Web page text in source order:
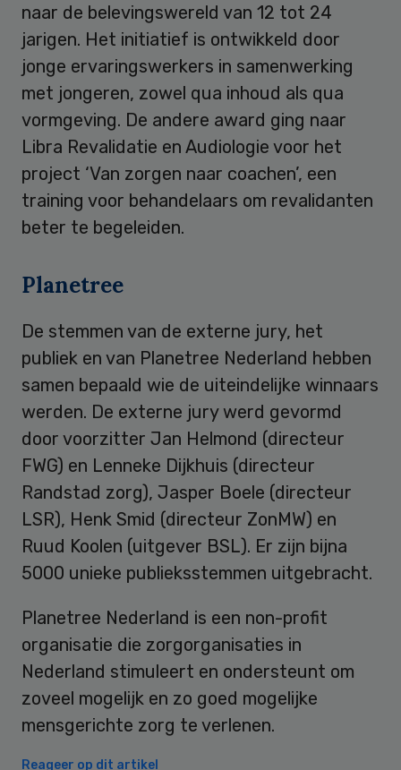
naar de belevingswereld van 12 tot 24
jarigen. Het initiatief is ontwikkeld door
jonge ervaringswerkers in samenwerking
met jongeren, zowel qua inhoud als qua
vormgeving. De andere award ging naar
Libra Revalidatie en Audiologie voor het
project ‘Van zorgen naar coachen’, een
training voor behandelaars om revalidanten
beter te begeleiden.
Planetree
De stemmen van de externe jury, het
publiek en van Planetree Nederland hebben
samen bepaald wie de uiteindelijke winnaars
werden. De externe jury werd gevormd
door voorzitter Jan Helmond (directeur
FWG) en Lenneke Dijkhuis (directeur
Randstad zorg), Jasper Boele (directeur
LSR), Henk Smid (directeur ZonMW) en
Ruud Koolen (uitgever BSL). Er zijn bijna
5000 unieke publieksstemmen uitgebracht.
Planetree Nederland is een non-profit
organisatie die zorgorganisaties in
Nederland stimuleert en ondersteunt om
zoveel mogelijk en zo goed mogelijke
mensgerichte zorg te verlenen.
Reageer op dit artikel